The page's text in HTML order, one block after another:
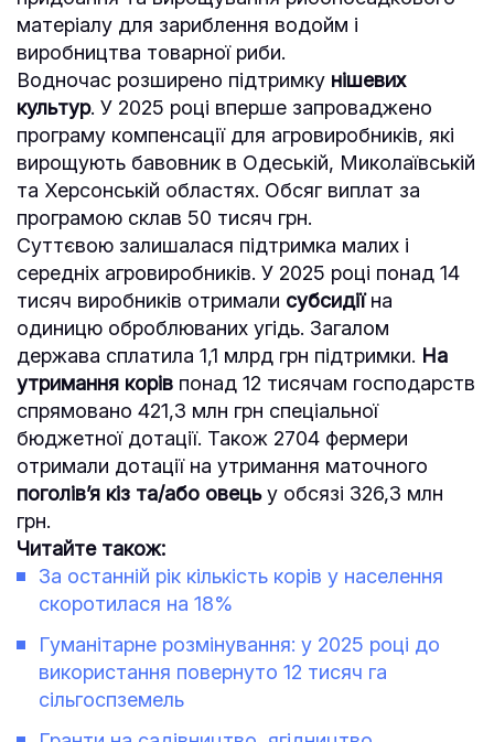
матеріалу для зариблення водойм і
виробництва товарної риби.
Водночас розширено підтримку нішевих
культур. У 2025 році вперше запроваджено
програму компенсації для агровиробників, які
вирощують бавовник в Одеській, Миколаївській
та Херсонській областях. Обсяг виплат за
програмою склав 50 тисяч грн.
Суттєвою залишалася підтримка малих і
середніх агровиробників. У 2025 році понад 14
тисяч виробників отримали субсидіїна
одиницю оброблюваних угідь. Загалом
держава сплатила 1,1 млрд грн підтримки. На
утримання корів понад 12 тисячам господарств
спрямовано 421,3 млн грн спеціальної
бюджетної дотації. Також 2704 фермери
отримали дотації на утримання маточного
поголів’я кіз та/або овецьу обсязі 326,3 млн
грн.
Читайте також:
За останній рік кількість корів у населення
скоротилася на 18%
Гуманітарне розмінування: у 2025 році до
використання повернуто 12 тисяч га
сільгоспземель